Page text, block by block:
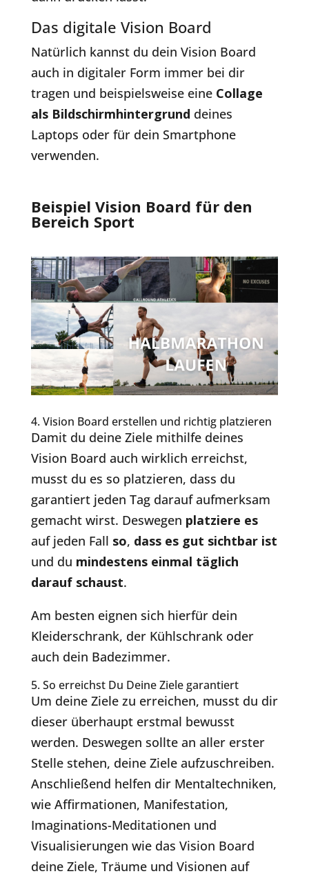
Das digitale Vision Board
Natürlich kannst du dein Vision Board
auch in digitaler Form immer bei dir
tragen und beispielsweise eine Collage
als Bildschirmhintergrund deines
Laptops oder für dein Smartphone
verwenden.
Beispiel Vision Board für den
Bereich Sport
4. Vision Board erstellen und richtig platzieren
Damit du deine Ziele mithilfe deines
Vision Board auch wirklich erreichst,
musst du es so platzieren, dass du
garantiert jeden Tag darauf aufmerksam
gemacht wirst. Deswegen platziere es
auf jeden Fall so, dass es gut sichtbar ist
und du mindestens einmal täglich
darauf schaust.
Am besten eignen sich hierfür dein
Kleiderschrank, der Kühlschrank oder
auch dein Badezimmer.
5. So erreichst Du Deine Ziele garantiert
Um deine Ziele zu erreichen, musst du dir
dieser überhaupt erstmal bewusst
werden. Deswegen sollte an aller erster
Stelle stehen, deine Ziele aufzuschreiben.
Anschließend helfen dir Mentaltechniken,
wie Affirmationen, Manifestation,
Imaginations-Meditationen und
Visualisierungen wie das Vision Board
deine Ziele, Träume und Visionen auf